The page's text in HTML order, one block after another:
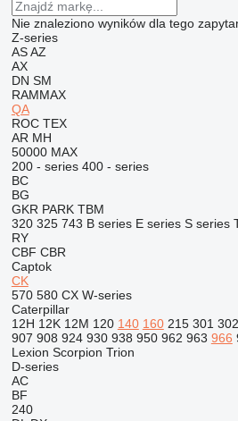
Nie znaleziono wyników dla tego
Z-series
AS AZ
AX
DN SM
RAMMAX
QA
ROC TEX
AR MH
50000 MAX
200 - series 400 - series
BC
BG
GKR PARK TBM
320 325 743 B series E series S series
RY
CBF CBR
Captok
CK
570 580 CX W-series
Caterpillar
12H 12K 12M 120 140 160 215 301 302
907 908 924 930 938 950 962 963 966
Lexion Scorpion Trion
D-series
AC
BF
240